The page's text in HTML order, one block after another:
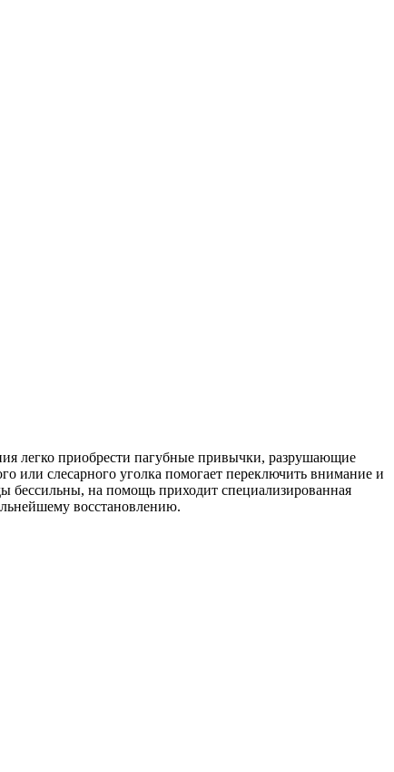
легко приобрести пагубные привычки, разрушающие
или слесарного уголка помогает переключить внимание и
бессильны, на помощь приходит специализированная
восстановлению.